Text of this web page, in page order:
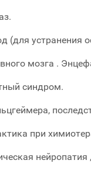
(для устранения
мозга .
синдром.
при
нейропатия